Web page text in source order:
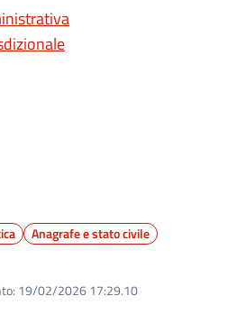
Anagrafe e stato civile
19/02/2026 17:29.10